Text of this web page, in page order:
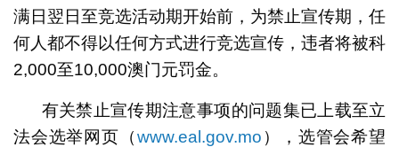
满日翌日至竞选活动期开始前，为禁止宣传期，任
何人都不得以任何方式进行竞选宣传，违者将被科
2,000至10,000澳门元罚金。
有关禁止宣传期注意事项的问题集已上载至立
法会选举网页（www.eal.gov.mo ），选管会希望